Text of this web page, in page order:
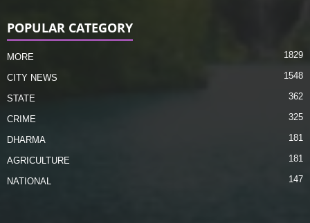
POPULAR CATEGORY
MORE 1829
CITY NEWS 1548
STATE 362
CRIME 325
DHARMA 181
AGRICULTURE 181
NATIONAL 147